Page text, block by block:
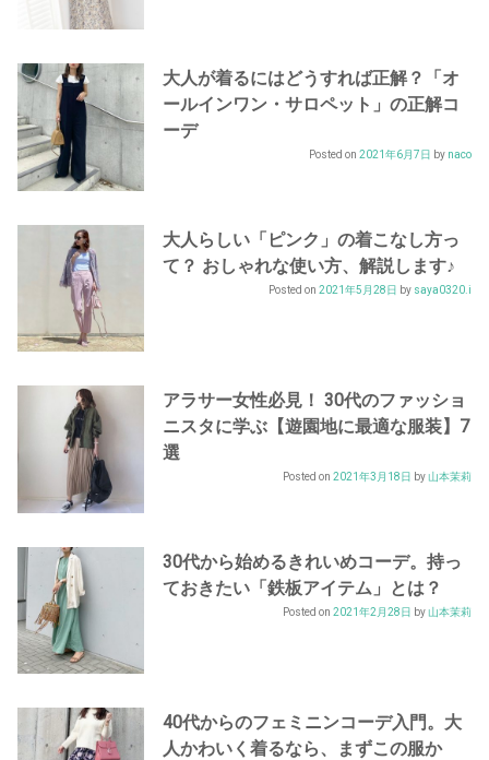
大人が着るにはどうすれば正解？「オ
ールインワン・サロペット」の正解コ
ーデ
Posted on 2021年6月7日 by naco
大人らしい「ピンク」の着こなし方っ
て？ おしゃれな使い方、解説します♪
Posted on 2021年5月28日 by saya0320.i
アラサー女性必見！ 30代のファッショ
ニスタに学ぶ【遊園地に最適な服装】7
選
Posted on 2021年3月18日 by山本茉莉
30代から始めるきれいめコーデ。持っ
ておきたい「鉄板アイテム」とは？
Posted on 2021年2月28日 by山本茉莉
40代からのフェミニンコーデ入門。大
人かわいく着るなら、まずこの服か